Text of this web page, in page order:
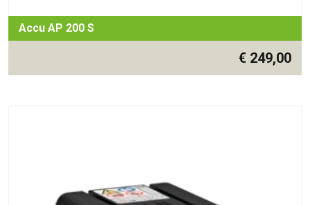
Accu AP 200 S
€ 249,00